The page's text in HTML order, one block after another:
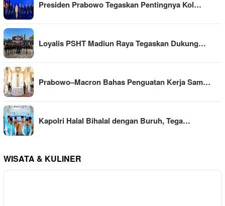
Presiden Prabowo Tegaskan Pentingnya Kol…
Loyalis PSHT Madiun Raya Tegaskan Dukung…
Prabowo–Macron Bahas Penguatan Kerja Sam…
Kapolri Halal Bihalal dengan Buruh, Tega…
WISATA & KULINER